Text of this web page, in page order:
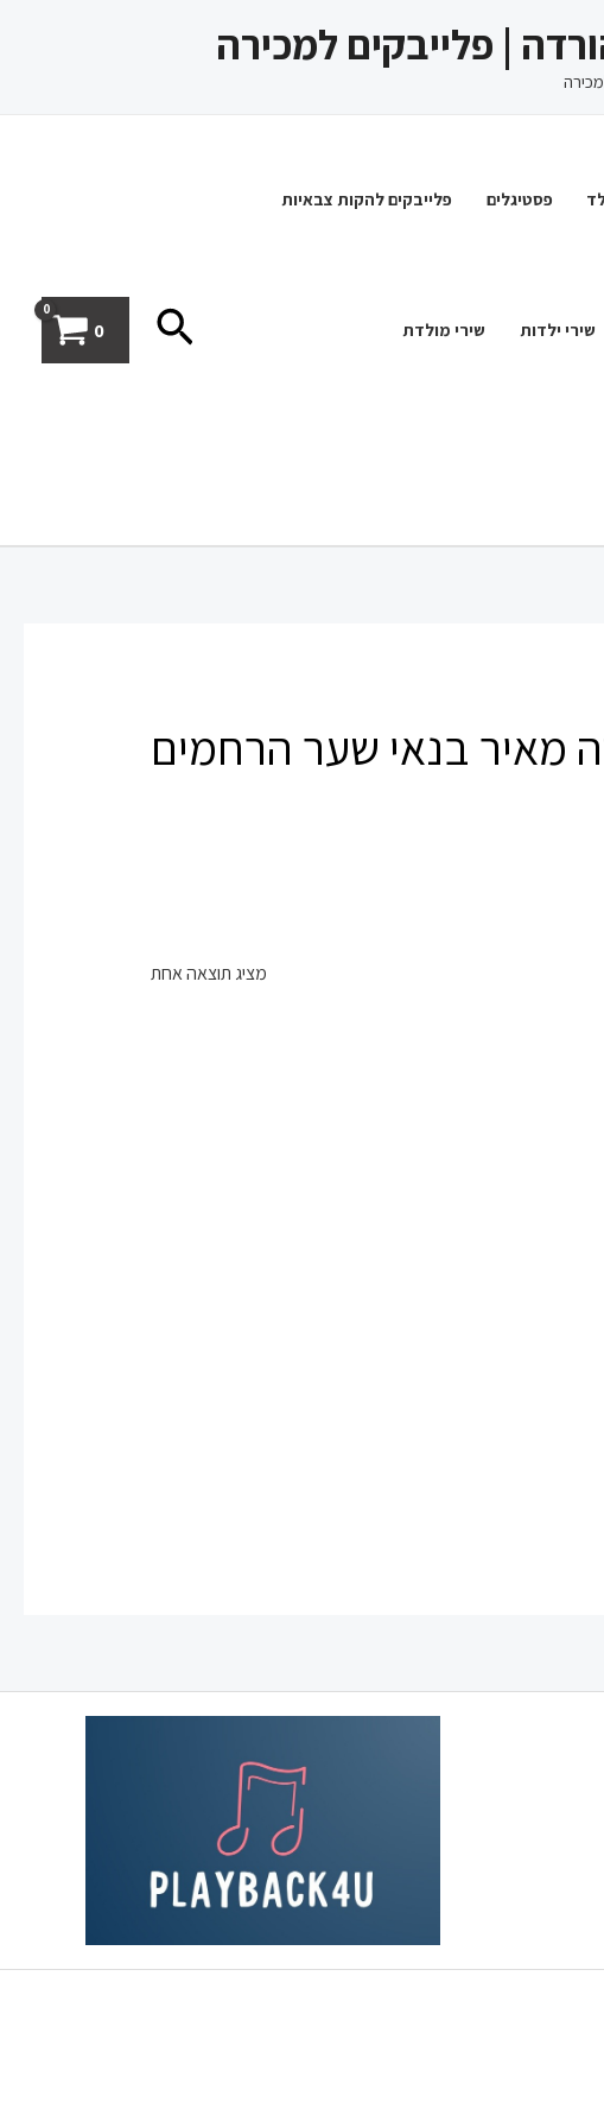
| פלייבקים למכירה
פסטיגלים פלייבקים להקות צבאיות
שירי ילדות שירי מולדת חיפוש0
מאיר בנאי שער הרחמים
מציג תוצאה אחת